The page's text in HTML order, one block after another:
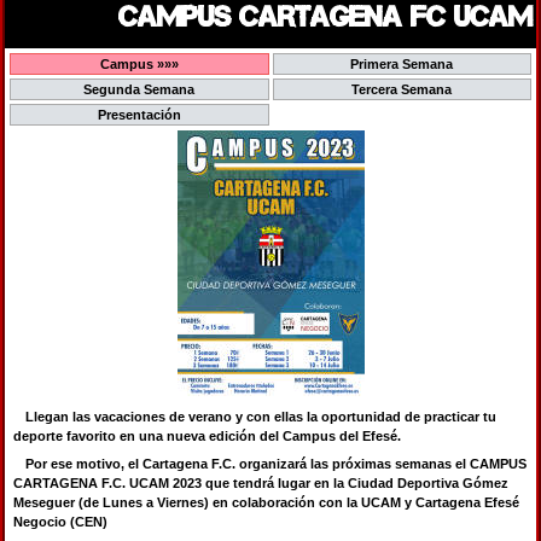
CAMPUS CARTAGENA FC UCAM
Campus »»»
Primera Semana
Segunda Semana
Tercera Semana
Presentación
Llegan las vacaciones de verano y con ellas la oportunidad de practicar tu
deporte favorito en una nueva edición del Campus del Efesé.
Por ese motivo, el Cartagena F.C. organizará las próximas semanas el CAMPUS
CARTAGENA F.C. UCAM 2023 que tendrá lugar en la Ciudad Deportiva Gómez
Meseguer (de Lunes a Viernes) en colaboración con la UCAM y Cartagena Efesé
Negocio (CEN)